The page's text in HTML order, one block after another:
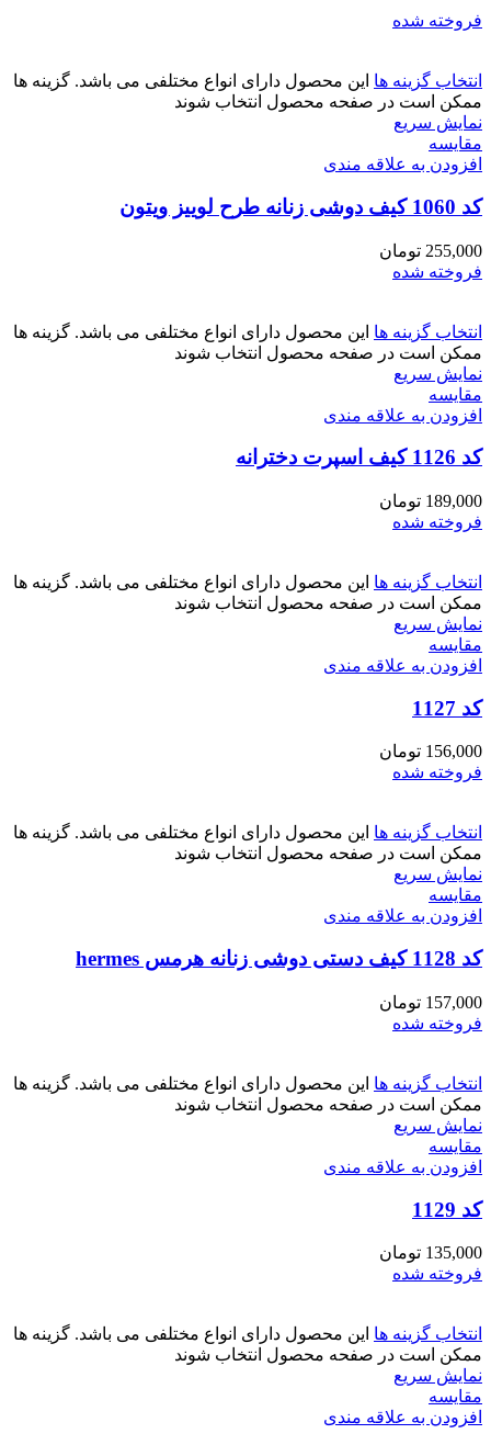
فروخته شده
انتخاب گزینه ها این محصول دارای انواع مختلفی می باشد. گزینه ها
ممکن است در صفحه محصول انتخاب شوند
نمایش سریع
مقايسه
افزودن به علاقه مندی
کد 1060 کیف دوشی زنانه طرح لوییز ویتون
255,000 تومان
فروخته شده
انتخاب گزینه ها این محصول دارای انواع مختلفی می باشد. گزینه ها
ممکن است در صفحه محصول انتخاب شوند
نمایش سریع
مقايسه
افزودن به علاقه مندی
کد 1126 کیف اسپرت دخترانه
189,000 تومان
فروخته شده
انتخاب گزینه ها این محصول دارای انواع مختلفی می باشد. گزینه ها
ممکن است در صفحه محصول انتخاب شوند
نمایش سریع
مقايسه
افزودن به علاقه مندی
کد 1127
156,000 تومان
فروخته شده
انتخاب گزینه ها این محصول دارای انواع مختلفی می باشد. گزینه ها
ممکن است در صفحه محصول انتخاب شوند
نمایش سریع
مقايسه
افزودن به علاقه مندی
کد 1128 کیف دستی دوشی زنانه هرمس hermes
157,000 تومان
فروخته شده
انتخاب گزینه ها این محصول دارای انواع مختلفی می باشد. گزینه ها
ممکن است در صفحه محصول انتخاب شوند
نمایش سریع
مقايسه
افزودن به علاقه مندی
کد 1129
135,000 تومان
فروخته شده
انتخاب گزینه ها این محصول دارای انواع مختلفی می باشد. گزینه ها
ممکن است در صفحه محصول انتخاب شوند
نمایش سریع
مقايسه
افزودن به علاقه مندی